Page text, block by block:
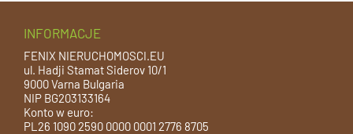
INFORMACJE
FENIX NIERUCHOMOSCI.EU
ul. Hadji Stamat Siderov 10/1
9000 Varna Bulgaria
NIP BG203133164
Konto w euro:
PL26 1090 2590 0000 0001 2776 8705